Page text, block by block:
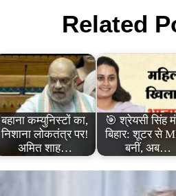
Related
बहाना कम्युनिस्टों का,
निशाना लोकतंत्र पर!
अमित शाह…
🎯 श्रेयसी सिंह
बिहार: शूटर से
बनीं, अब…